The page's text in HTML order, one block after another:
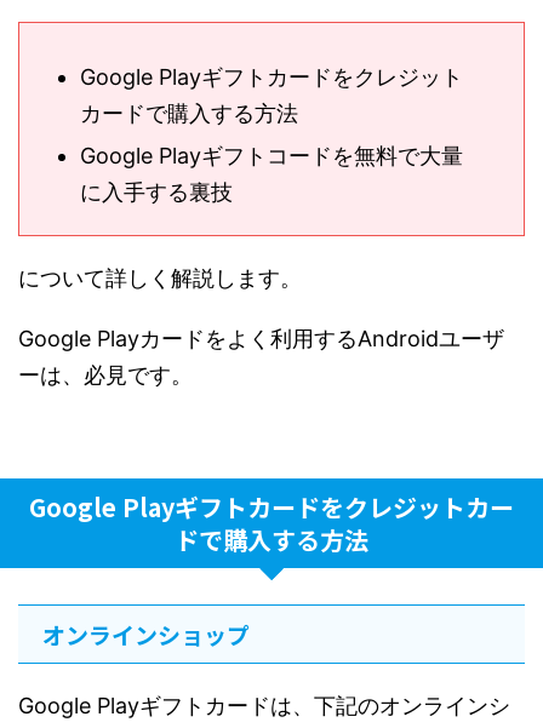
Google Playギフトカードをクレジット
カードで購入する方法
Google Playギフトコードを無料で大量
に入手する裏技
について詳しく解説します。
Google Playカードをよく利用するAndroidユーザ
ーは、必見です。
Google Playギフトカードをクレジットカー
ドで購入する方法
オンラインショップ
Google Playギフトカードは、下記のオンラインシ